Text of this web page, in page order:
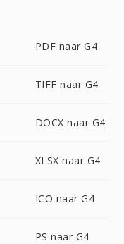
PDF naar G4
TIFF naar G4
DOCX naar G4
XLSX naar G4
ICO naar G4
PS naar G4